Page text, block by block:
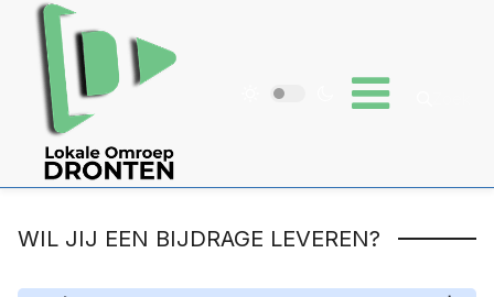
WIL JIJ EEN BIJDRAGE LEVEREN?